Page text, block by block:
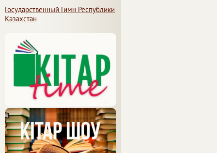
Государственный Гимн Республики
Казахстан